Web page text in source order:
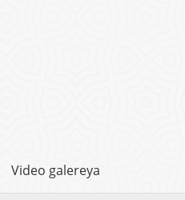
Video galereya